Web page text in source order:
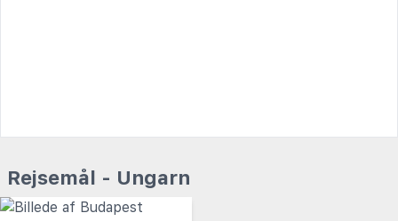
Rejsemål - Ungarn